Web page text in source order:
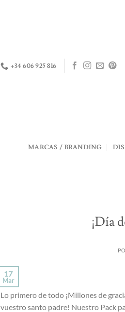
+34 606 925 816
MARCAS / BRANDING
¡Día
17
Mar
Lo primero de todo ¡Millones de
vuestro santo padre! Nuestro Pack